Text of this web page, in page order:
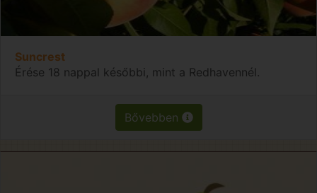
Suncrest
Érése 18 nappal későbbi, mint a Redhavennél.
Bővebben